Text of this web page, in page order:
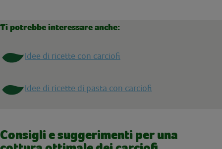
Ti potrebbe interessare anche:
Idee di ricette con carciofi
Idee di ricette di pasta con carciofi
Consigli e suggerimenti per una